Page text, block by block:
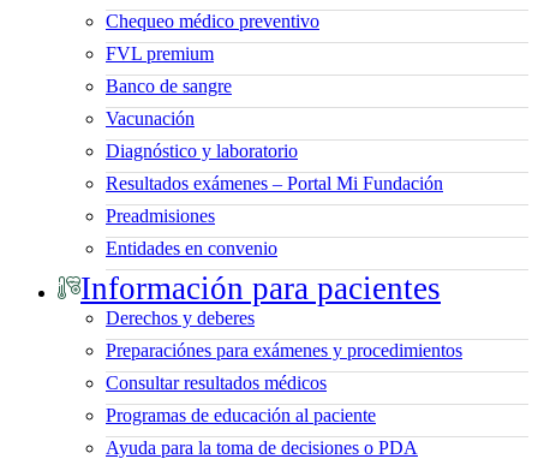
Chequeo médico preventivo
FVL premium
Banco de sangre
Vacunación
Diagnóstico y laboratorio
Resultados exámenes – Portal Mi Fundación
Preadmisiones
Entidades en convenio
Información para pacientes
Derechos y deberes
Preparaciónes para exámenes y procedimientos
Consultar resultados médicos
Programas de educación al paciente
Ayuda para la toma de decisiones o PDA